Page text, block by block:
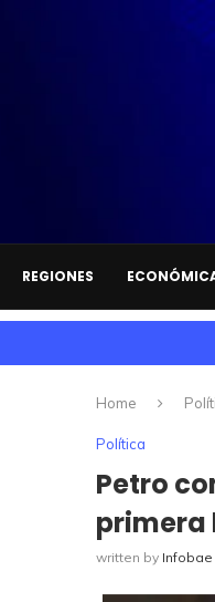
REGIONES
Home
Política
Petro
primera
written by Infobae